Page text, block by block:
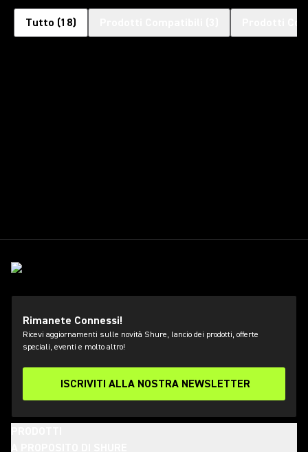
Tutto (18)
Rimanete Connessi!
Ricevi aggiornamenti sulle novità Shure, lancio dei prodotti, offerte
speciali, eventi e molto altro!
ISCRIVITI ALLA NOSTRA NEWSLETTER